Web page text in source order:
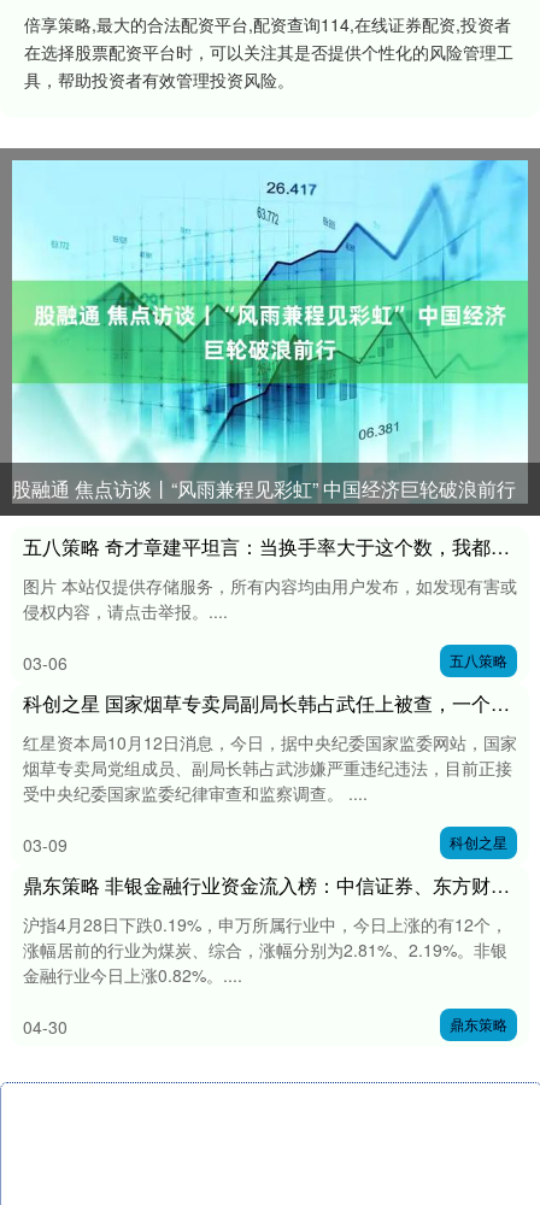
倍享策略,最大的合法配资平台,配资查询114,在线证券配资,投资者
在选择股票配资平台时，可以关注其是否提供个性化的风险管理工
具，帮助投资者有效管理投资风险。
股融通 焦点访谈丨“风雨兼程见彩虹” 中国经济巨轮破浪前行
五八策略 奇才章建平坦言：当换手率大于这个数，我都会果断出手！
图片 本站仅提供存储服务，所有内容均由用户发布，如发现有害或
侵权内容，请点击举报。....
03-06 五八策略
科创之星 国家烟草专卖局副局长韩占武任上被查，一个月前还曾走访调研
红星资本局10月12日消息，今日，据中央纪委国家监委网站，国家
烟草专卖局党组成员、副局长韩占武涉嫌严重违纪违法，目前正接
受中央纪委国家监委纪律审查和监察调查。 ....
03-09 科创之星
鼎东策略 非银金融行业资金流入榜：中信证券、东方财富等净流入资金居前
沪指4月28日下跌0.19%，申万所属行业中，今日上涨的有12个，
涨幅居前的行业为煤炭、综合，涨幅分别为2.81%、2.19%。非银
金融行业今日上涨0.82%。....
04-30 鼎东策略